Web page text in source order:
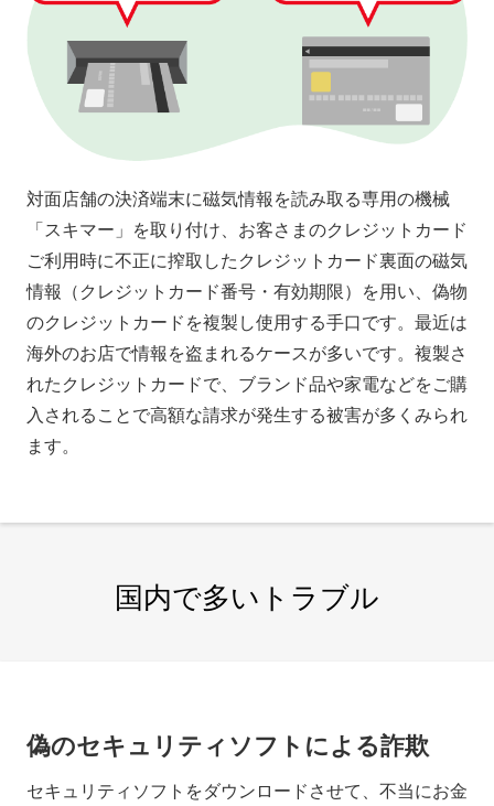
対面店舗の決済端末に磁気情報を読み取る専用の機械
「スキマー」を取り付け、お客さまのクレジットカード
ご利用時に不正に搾取したクレジットカード裏面の磁気
情報（クレジットカード番号・有効期限）を用い、偽物
のクレジットカードを複製し使用する手口です。最近は
海外のお店で情報を盗まれるケースが多いです。複製さ
れたクレジットカードで、ブランド品や家電などをご購
入されることで高額な請求が発生する被害が多くみられ
ます。
国内で多いトラブル
偽のセキュリティソフトによる詐欺
セキュリティソフトをダウンロードさせて、不当にお金